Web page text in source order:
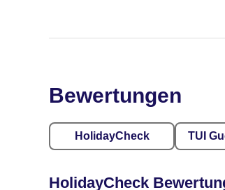
Bewertungen
HolidayCheck TUI
HolidayCheck